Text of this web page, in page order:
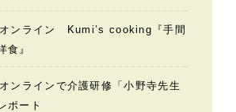
オンライン Kumi’s cooking『手間
食』
オンラインで介護研修「小野寺先生
ポート